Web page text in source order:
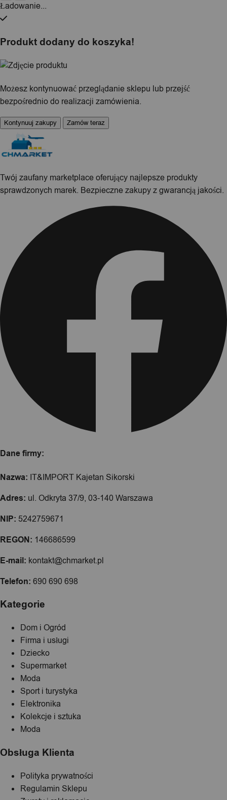
Ładowanie...
Produkt dodany do koszyka!
Możesz kontynuować przeglądanie sklepu lub przejść
bezpośrednio do realizacji zamówienia.
Kontynuuj zakupy Zamów teraz
Twój zaufany marketplace oferujący najlepsze produkty
sprawdzonych marek. Bezpieczne zakupy z gwarancją jakości.
Dane firmy:
Nazwa: IT&IMPORT Kajetan Sikorski
Adres: ul. Odkryta 37/9, 03-140 Warszawa
NIP: 5242759671
REGON: 146686599
E-mail: kontakt@chmarket.pl
Telefon: 690 690 698
Kategorie
Dom i Ogród
Firma i usługi
Dziecko
Supermarket
Moda
Sport i turystyka
Elektronika
Kolekcje i sztuka
Moda
Obsługa Klienta
Polityka prywatności
Regulamin Sklepu